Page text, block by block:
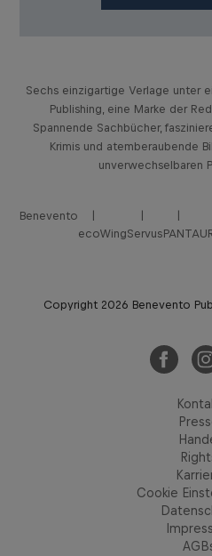
Sechs einzigartige Verlage unter
Publishing, eine Marke der
Spannende Sachbücher,
Krimis und atemberaubende
unverwechselbaren
Benevento
ecoWingServus
Copyright 2026 Benevento
Cookie